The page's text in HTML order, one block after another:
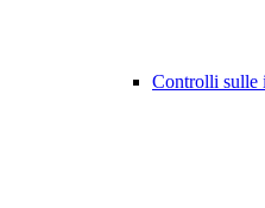
Controlli sulle